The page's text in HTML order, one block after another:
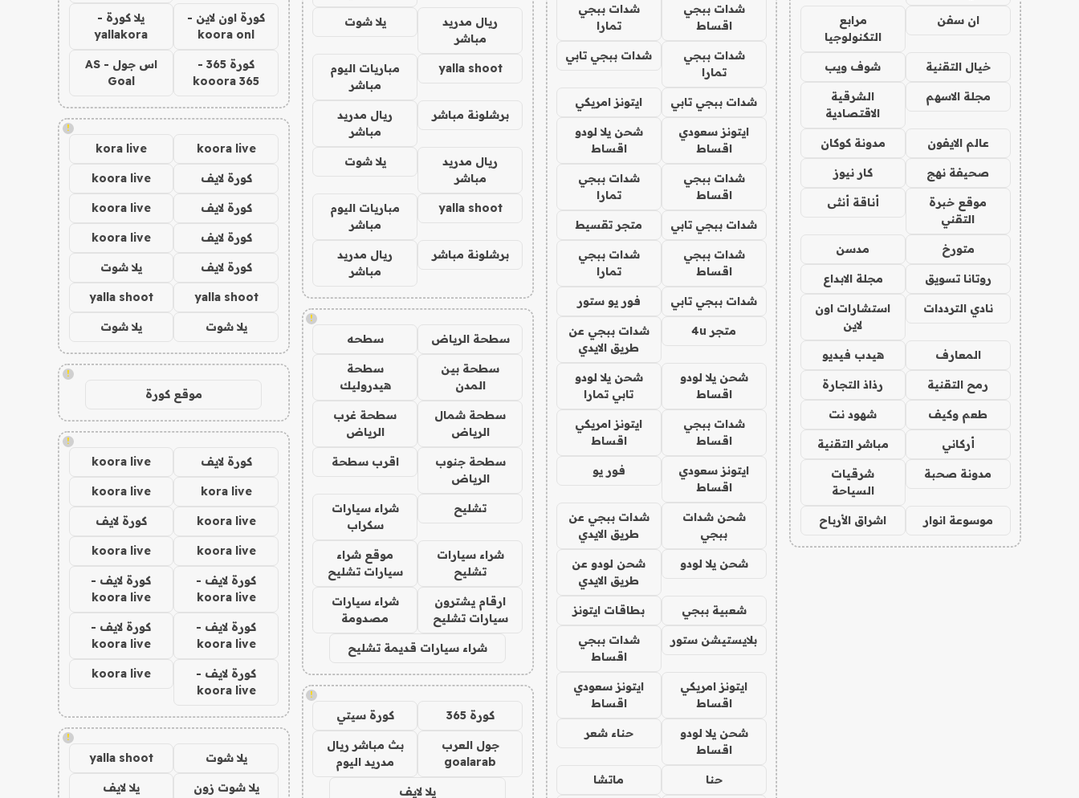
ان سفن
مرابع
التكنولوجيا
خيال التقنية شوف ويب
مجلة الاسهم
الشرقية
الاقتصادية
عالم الايفون مدونة كوكان
صحيفة نهج كار نيوز
موقع خبرة
التقني
أناقة أنثى
متورخ مدسن
روتانا تسويق مجلة الابداع
نادي الترددات
استشارات اون
لاين
المعارف هيدب فيديو
رمح التقنية رذاذ التجارة
طعم وكيف شهود نت
أركاني مباشر التقنية
مدونة صحبة
شرقيات
السياحة
موسوعة انوار اشراق الأرباح
شدات ببجي
اقساط
شدات ببجي
تمارا
شدات ببجي
تمارا
شدات ببجي تابي
شدات ببجي تابي ايتونز امريكي
ايتونز سعودي
اقساط
شحن يلا لودو
اقساط
شدات ببجي
اقساط
شدات ببجي
تمارا
شدات ببجي تابي متجر تقسيط
شدات ببجي
اقساط
شدات ببجي
تمارا
شدات ببجي تابي فور يو ستور
متجر 4u
شدات ببجي عن
طريق الايدي
شحن يلا لودو
اقساط
شحن يلا لودو
تابي تمارا
شدات ببجي
اقساط
ايتونز امريكي
اقساط
ايتونز سعودي
اقساط
فور يو
شحن شدات
ببجي
شدات ببجي عن
طريق الايدي
شحن يلا لودو
شحن لودو عن
طريق الايدي
شعبية ببجي بطاقات ايتونز
بلايستيشن ستور
شدات ببجي
اقساط
ايتونز امريكي
اقساط
ايتونز سعودي
اقساط
شحن يلا لودو
اقساط
حناء شعر
حنا ماتشا
ريال مدريد
مباشر
يلا شوت
yalla shoot
مباريات اليوم
مباشر
برشلونة مباشر
ريال مدريد
مباشر
ريال مدريد
مباشر
يلا شوت
yalla shoot
مباريات اليوم
مباشر
برشلونة مباشر
ريال مدريد
مباشر
!
سطحة الرياض سطحه
سطحة بين
المدن
سطحة
هيدروليك
سطحة شمال
الرياض
سطحة غرب
الرياض
سطحة جنوب
الرياض
اقرب سطحة
تشليح
شراء سيارات
سكراب
شراء سيارات
تشليح
موقع شراء
سيارات تشليح
ارقام يشترون
سيارات تشليح
شراء سيارات
مصدومة
شراء سيارات قديمة تشليح
!
كورة 365 كورة سيتي
جول العرب
goalarab
بث مباشر ريال
مدريد اليوم
يلا لايف
كورة اون لاين -
koora onl
يلا كورة -
yallakora
كورة 365 -
kooora 365
اس جول - AS
Goal
!
koora live
kora live
كورة لايف koora live
كورة لايف koora live
كورة لايف koora live
كورة لايف يلا شوت
yalla shoot
yalla shoot
يلا شوت يلا شوت
!
موقع كورة
!
كورة لايف koora live
kora live
koora live
koora live كورة لايف
koora live
koora live
كورة لايف -
koora live
كورة لايف -
koora live
كورة لايف -
koora live
كورة لايف -
koora live
كورة لايف -
koora live
koora live
!
يلا شوت yalla shoot
يلا شوت زون يلا لايف